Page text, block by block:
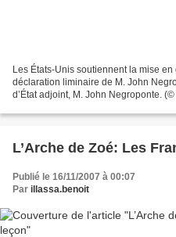
Les États-Unis soutiennent la mise
déclaration liminaire de M. John
d’État adjoint, M. John Negroponte.
L’Arche de Zoé: Les
Publié le 16/11/2007 à 00:07
Par illassa.benoit